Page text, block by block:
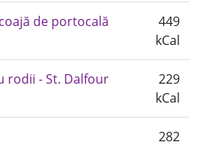
de portocală
449
kCal
rodii - St. Dalfour
229
kCal
282